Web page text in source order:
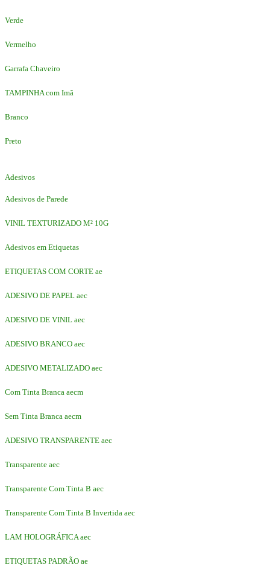
Verde
Vermelho
Garrafa Chaveiro
TAMPINHA com Imã
Branco
Preto
Adesivos
Adesivos de Parede
VINIL TEXTURIZADO M² 10G
Adesivos em Etiquetas
ETIQUETAS COM CORTE ae
ADESIVO DE PAPEL aec
ADESIVO DE VINIL aec
ADESIVO BRANCO aec
ADESIVO METALIZADO aec
Com Tinta Branca aecm
Sem Tinta Branca aecm
ADESIVO TRANSPARENTE aec
Transparente aec
Transparente Com Tinta B aec
Transparente Com Tinta B Invertida aec
LAM HOLOGRÁFICA aec
ETIQUETAS PADRÃO ae